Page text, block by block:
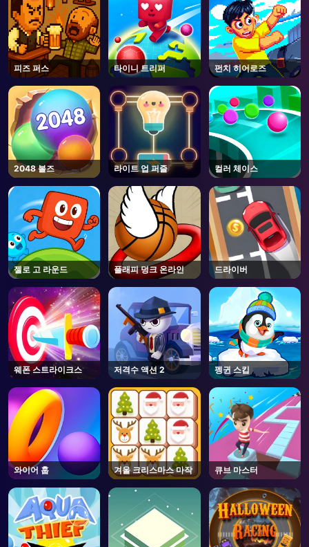
AD
피즈 퍼스 타이니 트리퍼 펀치 히어로즈
2048 볼즈 라이트 업 퍼즐 컬러 체이스
젤로 고 라운드 플래피 덩크 온라인 드라이버
웨폰 스트라이크스 저격수 액션 2 펭귄 스킵
와이어 훕 겨울 크리스마스 마작 큐브 마스터